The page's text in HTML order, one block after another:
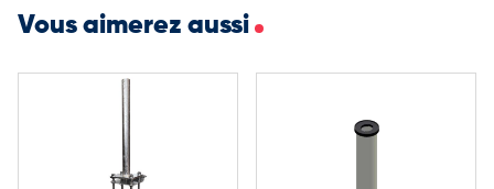
Fourreau de pose ponctuelle : scellé dans un massif béton,
facilite la dépose (perte de hauteur ~75 cm)
Autres configurations disponibles
Ce modèle peut être réalisé en différentes hauteurs et avec
d’autres finitions afin de s’adapter aux besoins spécifiques de
Vous aimerez aussi